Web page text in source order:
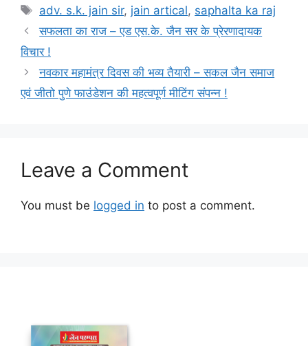
Tags
adv. s.k. jain sir, jain artical, saphalta ka raj
सफलता का राज – एड एस.के. जैन सर के प्रेरणादायक
विचार !
नवकार महामंत्र दिवस की भव्य तैयारी – सकल जैन समाज
एवं जीतो पुणे फाउंडेशन की महत्वपूर्ण मीटिंग संपन्न !
Leave a Comment
You must be logged in to post a comment.